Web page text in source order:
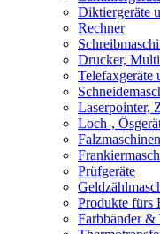
Diktiergeräte
Rechner
Drucker,
Telefaxgeräte
Laserpointer,
Loch-,
Prüfgeräte
Produkte fürs
Farbbänder &